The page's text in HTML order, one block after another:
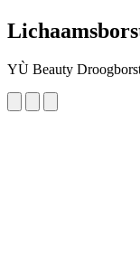
YÙ Beauty